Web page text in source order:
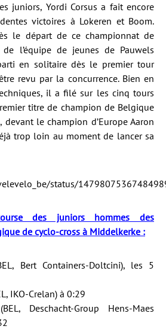
juniors, Yordi Corsus a fait encore
victoires à Lokeren et Boom.
le départ de ce championnat de
l’équipe de jeunes de Pauwels
en solitaire dès le premier tour
revu par la concurrence. Bien en
il a filé sur les cinq tours
titre de champion de Belgique
devant le champion d’Europe Aaron
trop loin au moment de lancer sa
status/
des juniors hommes des
de cyclo-cross à Middelkerke :
Bert Containers-Doltcini), les 5
IKO-Crelan) à 0:29
Deschacht-Group Hens-Maes